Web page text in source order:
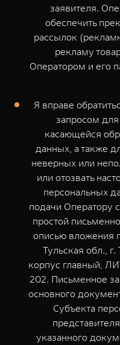
заявителя.
обеспечить
рассылок
рекламу
Оператором и его
Я вправе
запросом
касающейся
данных, а также
неверных или
или отозвать
персональных
подачи Оператору
простой
описью вложения
Тульская обл.,
корпус главный,
202. Письменное
основного
Субъекта
указанного